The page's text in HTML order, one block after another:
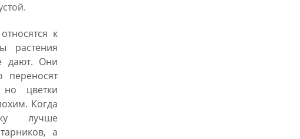
к
растения
дают. Они
переносят
но цветки
Когда
лучше
а